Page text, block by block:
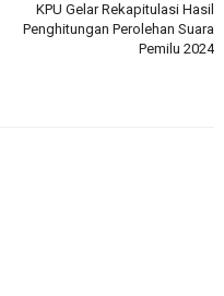
KPU Gelar Rekapitulasi Hasil
Penghitungan Perolehan Suara
Pemilu 2024